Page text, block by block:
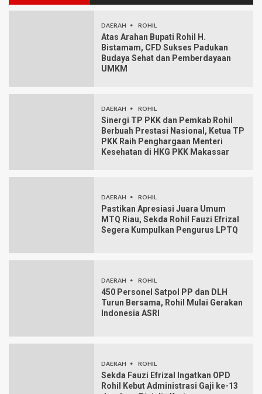
DAERAH ROHIL
Atas Arahan Bupati Rohil H.
Bistamam, CFD Sukses Padukan
Budaya Sehat dan Pemberdayaan
UMKM
DAERAH ROHIL
Sinergi TP PKK dan Pemkab Rohil
Berbuah Prestasi Nasional, Ketua TP
PKK Raih Penghargaan Menteri
Kesehatan di HKG PKK Makassar
DAERAH ROHIL
Pastikan Apresiasi Juara Umum
MTQ Riau, Sekda Rohil Fauzi Efrizal
Segera Kumpulkan Pengurus LPTQ
DAERAH ROHIL
450 Personel Satpol PP dan DLH
Turun Bersama, Rohil Mulai Gerakan
Indonesia ASRI
DAERAH ROHIL
Sekda Fauzi Efrizal Ingatkan OPD
Rohil Kebut Administrasi Gaji ke-13